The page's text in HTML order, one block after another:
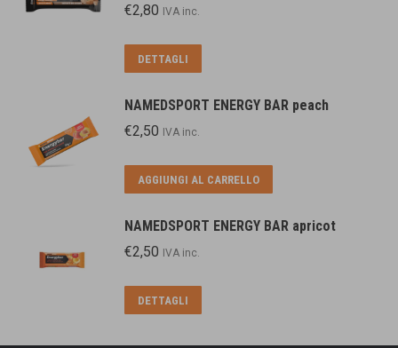
€2,80 IVA inc.
DETTAGLI
NAMEDSPORT ENERGY BAR peach
€2,50 IVA inc.
AGGIUNGI AL CARRELLO
NAMEDSPORT ENERGY BAR apricot
€2,50 IVA inc.
DETTAGLI